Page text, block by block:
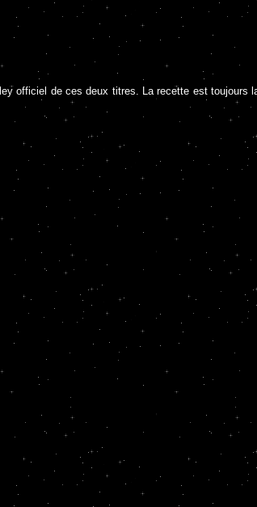
officiel de ces deux titres. La recette est toujours